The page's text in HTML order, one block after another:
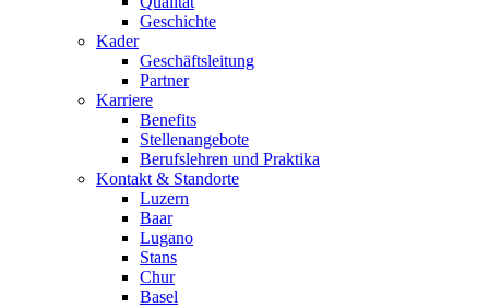
Geschichte
Kader
Geschäftsleitung
Partner
Karriere
Benefits
Stellenangebote
Berufslehren und Praktika
Kontakt & Standorte
Luzern
Baar
Lugano
Stans
Chur
Basel